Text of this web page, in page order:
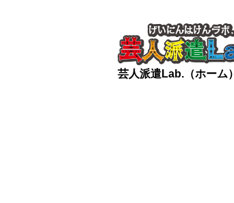
芸人派遣Lab.（ホーム）